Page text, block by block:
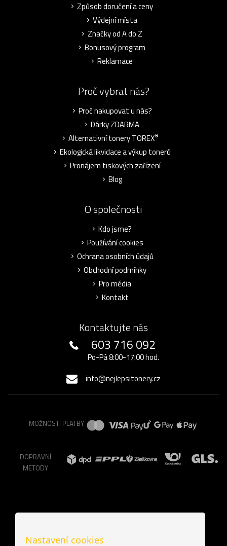
Způsob doručení a ceny
Výdejní místa
Značky od A do Z
Bonusový program
Reklamace
Proč vybrat nás?
Proč nakupovat u nás?
Dárky ZDARMA
Alternativní tonery TOREX®
Ekologická likvidace a výkup tonerů
Pronájem tiskových zařízení
Blog
O společnosti
Kdo jsme?
Používání cookies
Ochrana osobních údajů
Obchodní podmínky
Pro média
Kontakt
Kontaktujte nás
603 716 092
Po-Pá 8:00-17:00 hod.
info@nejlepsitonery.cz
MOŽNOSTI PLATBY
DOPRAVNÍ
METODY
Nastavení cookies